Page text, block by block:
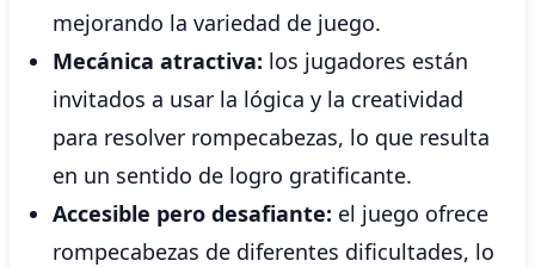
mejorando la variedad de juego.
Mecánica atractiva: los jugadores están
invitados a usar la lógica y la creatividad
para resolver rompecabezas, lo que resulta
en un sentido de logro gratificante.
Accesible pero desafiante: el juego ofrece
rompecabezas de diferentes dificultades, lo